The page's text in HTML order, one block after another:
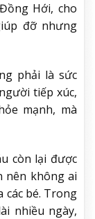
Hới, cho
đỡ nhưng
phải là sức
tiếp xúc,
mạnh, mà
còn lại được
nên không ai
các bé. Trong
nhiều ngày,